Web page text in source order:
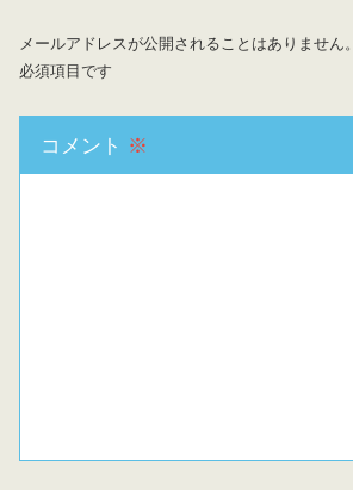
メールアドレスが公開されることはありません。
必須項目です
コメント ※